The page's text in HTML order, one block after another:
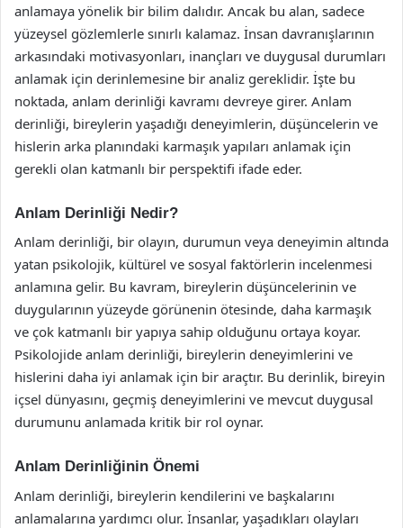
anlamaya yönelik bir bilim dalıdır. Ancak bu alan, sadece
yüzeysel gözlemlerle sınırlı kalamaz. İnsan davranışlarının
arkasındaki motivasyonları, inançları ve duygusal durumları
anlamak için derinlemesine bir analiz gereklidir. İşte bu
noktada, anlam derinliği kavramı devreye girer. Anlam
derinliği, bireylerin yaşadığı deneyimlerin, düşüncelerin ve
hislerin arka planındaki karmaşık yapıları anlamak için
gerekli olan katmanlı bir perspektifi ifade eder.
Anlam Derinliği Nedir?
Anlam derinliği, bir olayın, durumun veya deneyimin altında
yatan psikolojik, kültürel ve sosyal faktörlerin incelenmesi
anlamına gelir. Bu kavram, bireylerin düşüncelerinin ve
duygularının yüzeyde görünenin ötesinde, daha karmaşık
ve çok katmanlı bir yapıya sahip olduğunu ortaya koyar.
Psikolojide anlam derinliği, bireylerin deneyimlerini ve
hislerini daha iyi anlamak için bir araçtır. Bu derinlik, bireyin
içsel dünyasını, geçmiş deneyimlerini ve mevcut duygusal
durumunu anlamada kritik bir rol oynar.
Anlam Derinliğinin Önemi
Anlam derinliği, bireylerin kendilerini ve başkalarını
anlamalarına yardımcı olur. İnsanlar, yaşadıkları olayları